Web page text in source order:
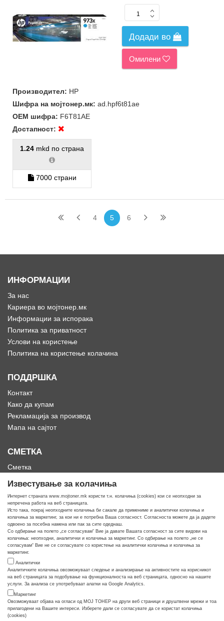
Известување за колачиња
Интернет страната www.mojtoner.mk користи т.н. колачиња (cookies) кои се неопходни за
непречена работа на веб страницата.
Исто така, покрај неопходните колачиња би сакале да примениме и аналитички колачиња и
колачиња за маркетинг, за кои ни е потребна Ваша согласност. Согласноста можете да ја дадете
одвоено за посебна намена или пак за сите одеднаш.
Со одбирање на полето „се согласувам“ Вие ја давате Вашата согласност за сите видови на
колачиња: неопходни, аналитички и колачиња за маркетинг. Со одбирање на полето „не се
согласувам“ Вие не се согласувате со користење на аналитички колачиња и колачиња за
маркетинг.
Аналитички
Аналитичките колачиња овозможуваат следење и анализирање на активностите на корисникот
на веб страницата за подобување на функционалноста на веб страницата, односно на нашите
услуги. За анализа се употребуваат алатки на Google Analytics.
Маркетинг
Овозможуваат објава на огласи од МОЈ ТОНЕР на други веб страници и друштвени мрежи и тоа
прилагодени на Вашите интереси. Изберете дали се согласувате да се користат колачиња
(cookies)
Додади во
Омилени
Производител: HP
Шифра на мојтонер.мк: ad.hpf6t81ae
ОЕМ шифра: F6T81AE
Достапност:
1.24 mkd по страна
7000 страни
4 5 6
ИНФОРМАЦИИ
За нас
Кариера во мојтонер.мк
Информации за испорака
Политика за приватност
Услови на користење
Политика на користење колачина
ПОДДРШКА
Контакт
Како да купам
Рекламација за производ
Мапа на сајтот
СМЕТКА
Сметка
Омилени
Кога ти треба тонер